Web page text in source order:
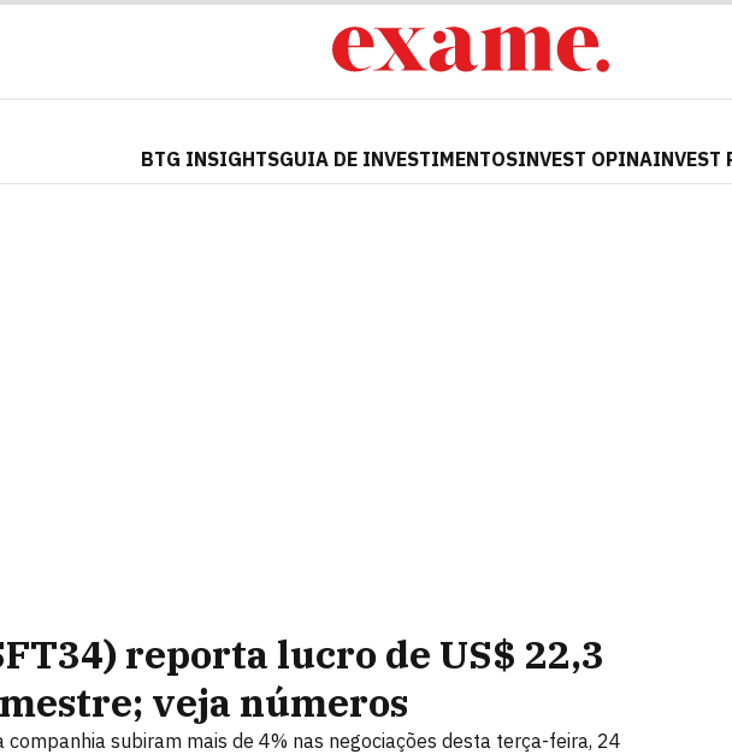
BTG INSIGHTSGUIA DE INVESTIMENTOSINVEST OPINAINVEST
reporta lucro de US$ 22,3
veja números
companhia subiram mais de 4% nas negociações desta terça-feira, 24